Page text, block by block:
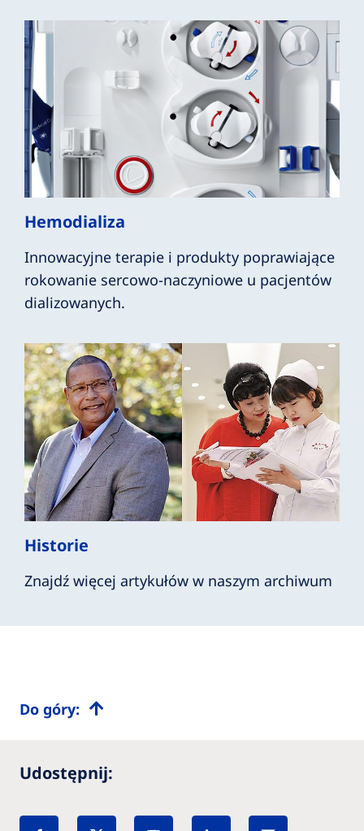
Hemodializa
Innowacyjne terapie i produkty poprawiające
rokowanie sercowo-naczyniowe u pacjentów
dializowanych.
Historie
Znajdź więcej artykułów w naszym archiwum
Do góry:
Udostępnij: